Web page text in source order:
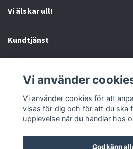
Vi älskar ull!
Kundtjänst
Sociala medier
Vi använder
Vi använder cookies för att
visas för dig och för att du ska
upplevelse när du handlar hos
Godkänn